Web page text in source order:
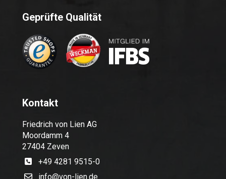
Geprüfte Qualität
Kontakt
Friedrich von Lien AG
Moordamm 4
27404 Zeven
+49 4281 9515-0
info@von-lien.de